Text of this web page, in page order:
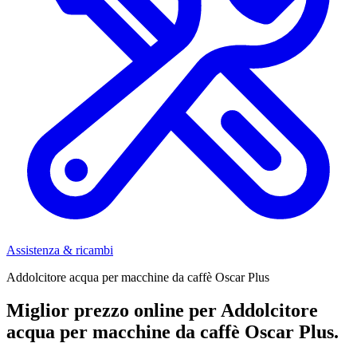
Assistenza & ricambi
Addolcitore acqua per macchine da caffè Oscar Plus
Miglior prezzo online per Addolcitore
acqua per macchine da caffè Oscar Plus.